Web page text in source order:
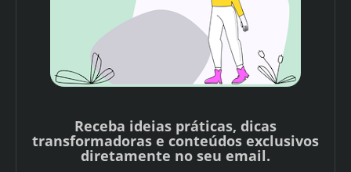
Receba ideias práticas, dicas
transformadoras e conteúdos exclusivos
diretamente no seu email.